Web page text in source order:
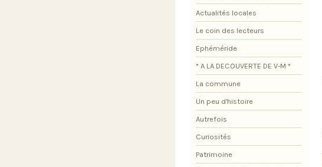
Actualités locales
Le coin des lecteurs
Ephéméride
* A LA DECOUVERTE DE V-M *
La commune
Un peu d'histoire
Autrefois
Curiosités
Patrimoine